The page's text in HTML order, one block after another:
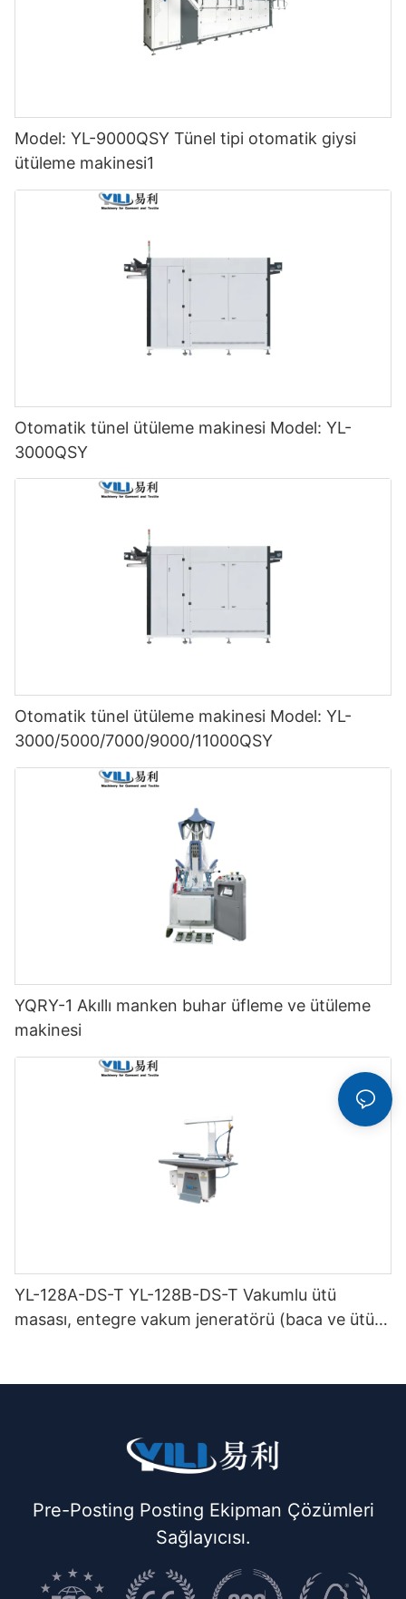
Model: YL-9000QSY Tünel tipi otomatik giysi
ütüleme makinesi1
Otomatik tünel ütüleme makinesi Model: YL-
3000QSY
Otomatik tünel ütüleme makinesi Model: YL-
3000/5000/7000/9000/11000QSY
YQRY-1 Akıllı manken buhar üfleme ve ütüleme
makinesi
YL-128A-DS-T YL-128B-DS-T Vakumlu ütü
masası, entegre vakum jeneratörü (baca ve ütü
Pre-Posting Posting Ekipman Çözümleri
Sağlayıcısı.